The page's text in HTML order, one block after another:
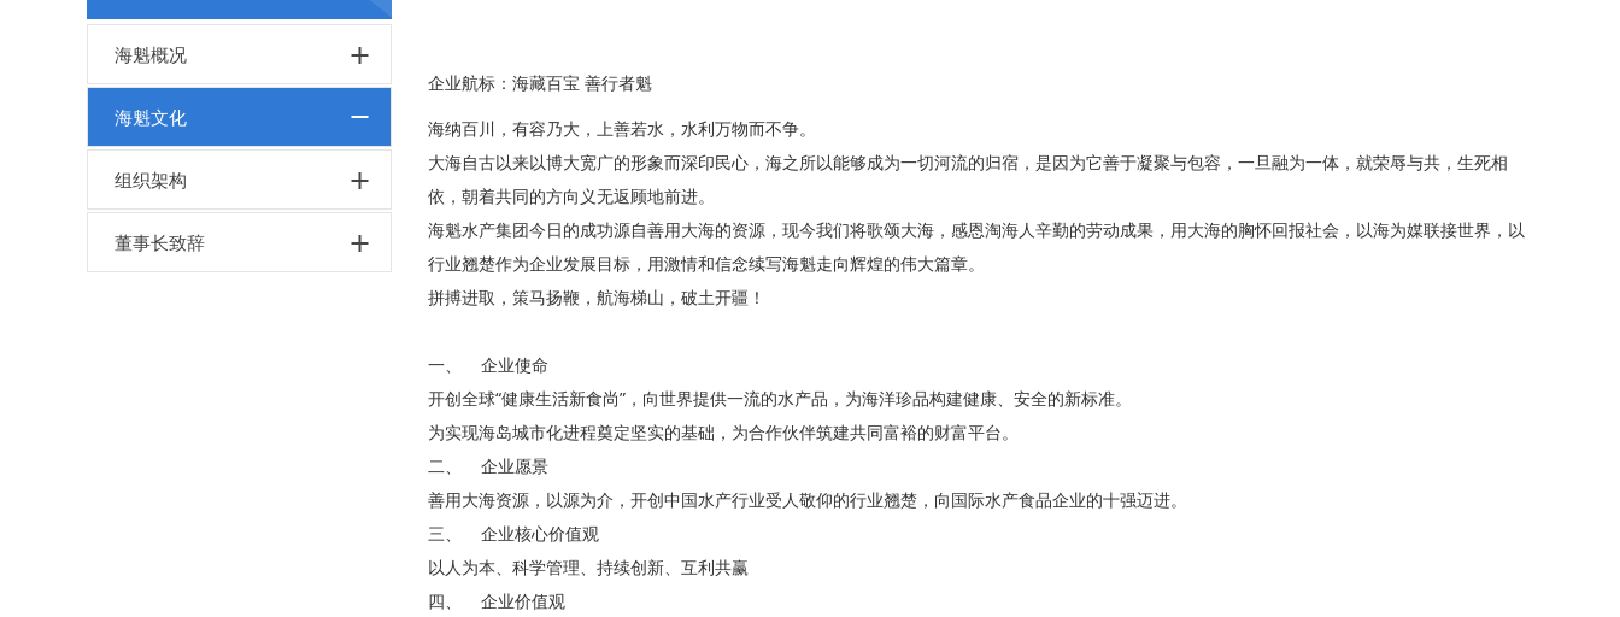
海魁概况
海魁文化
组织架构
董事长致辞
企业航标：海藏百宝 善行者魁
海纳百川，有容乃大，上善若水，水利万物而不争。
大海自古以来以博大宽广的形象而深印民心，海之所以能够成为一切河流的归宿，是因为它善于凝聚与包容，一旦融为一体，就荣辱与共，生死相
依，朝着共同的方向义无返顾地前进。
海魁水产集团今日的成功源自善用大海的资源，现今我们将歌颂大海，感恩淘海人辛勤的劳动成果，用大海的胸怀回报社会，以海为媒联接世界，以
行业翘楚作为企业发展目标，用激情和信念续写海魁走向辉煌的伟大篇章。
拼搏进取，策马扬鞭，航海梯山，破土开疆！
一、 企业使命
开创全球“健康生活新食尚”，向世界提供一流的水产品，为海洋珍品构建健康、安全的新标准。
为实现海岛城市化进程奠定坚实的基础，为合作伙伴筑建共同富裕的财富平台。
二、 企业愿景
善用大海资源，以源为介，开创中国水产行业受人敬仰的行业翘楚，向国际水产食品企业的十强迈进。
三、 企业核心价值观
以人为本、科学管理、持续创新、互利共赢
四、 企业价值观